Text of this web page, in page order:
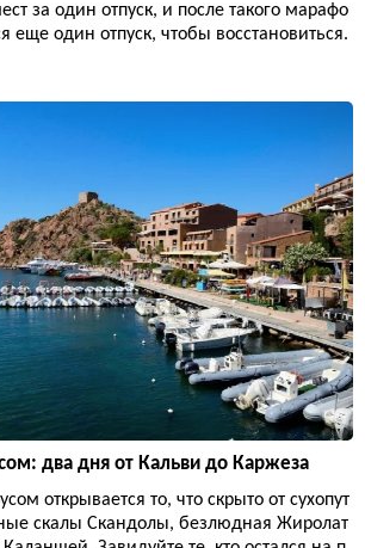
за один отпуск, и после такого марафо
еще один отпуск, чтобы восстановиться.
два дня от Кальви до Каржеза
открывается то, что скрыто от сухопут
скалы Скандолы, безлюдная Жиролат